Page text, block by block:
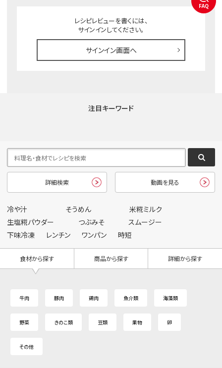
レシピレビューを書くには、
サインインしてください。
サインイン画面へ
注目キーワード
詳細検索 動画を見る
冷や汁 そうめん
米糀ミルク
生塩糀パウダー
つぶみそ
スムージー
下味冷凍
レンチン ワンパン 時短
食材から探す 商品から探す 詳細から探す
牛肉 豚肉 鶏肉 魚介類 海藻類
野菜 きのこ類 豆類 果物 卵
その他
FAQ